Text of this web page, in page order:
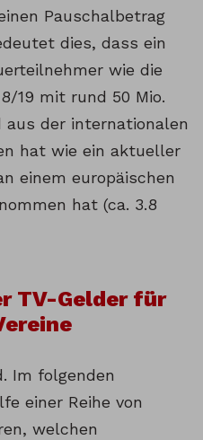
Pauschalbetrag
dies, dass ein
wie die
19 mit rund 50 Mio.
aus der internationalen
hat wie ein aktueller
einem europäischen
hat (ca. 3.8
TV-Gelder für
Im folgenden
einer Reihe von
welchen